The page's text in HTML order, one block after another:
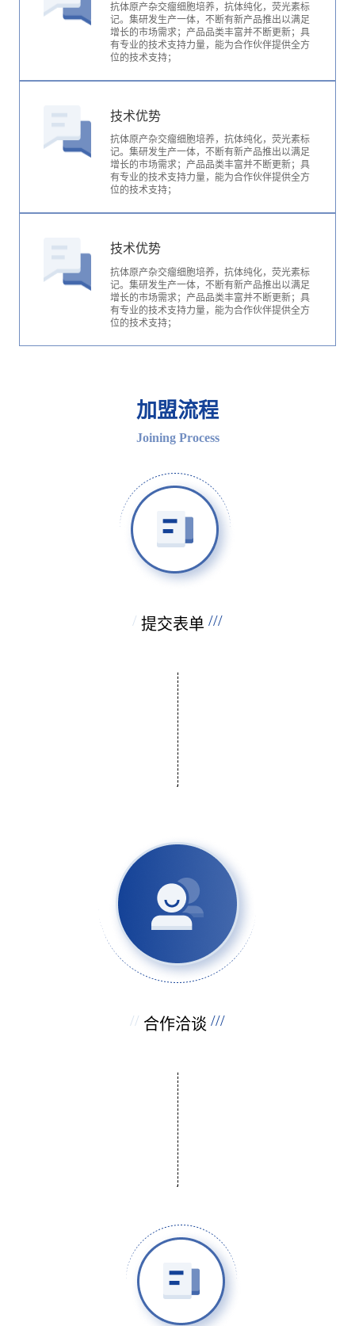
抗体原产杂交瘤细胞培养，抗体纯化，荧光素标
记。集研发生产一体，不断有新产品推出以满足
增长的市场需求；产品品类丰富并不断更新；具
有专业的技术支持力量，能为合作伙伴提供全方
位的技术支持；
技术优势
抗体原产杂交瘤细胞培养，抗体纯化，荧光素标
记。集研发生产一体，不断有新产品推出以满足
增长的市场需求；产品品类丰富并不断更新；具
有专业的技术支持力量，能为合作伙伴提供全方
位的技术支持；
技术优势
抗体原产杂交瘤细胞培养，抗体纯化，荧光素标
记。集研发生产一体，不断有新产品推出以满足
增长的市场需求；产品品类丰富并不断更新；具
有专业的技术支持力量，能为合作伙伴提供全方
位的技术支持；
加盟流程
Joining Process
/ 提交表单 ///
// 合作洽谈 ///